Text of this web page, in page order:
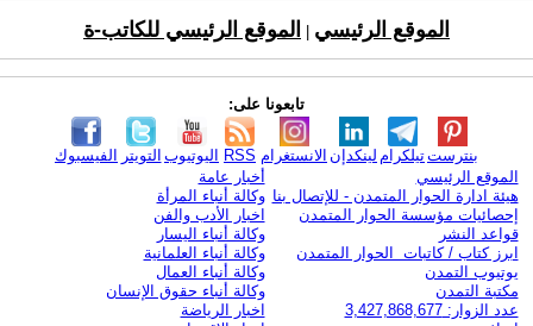
الموقع الرئيسي الموقع الرئيسي للكاتب-ة
تابعونا على:
الفيسبوك التويتر اليوتيوب RSS الانستغرام لينكدإن تيلكرامبنترست
الموقع الرئيسي
هيئة ادارة الحوار المتمدن - للإتصال بنا
إحصائيات مؤسسة الحوار المتمدن
قواعد النشر
ابرز كتاب / كاتبات الحوار المتمدن
يوتيوب التمدن
مكتبة التمدن
عدد الزوار: 3,427,868,677
أخبار عامة
وكالة أنباء المرأة
اخبار الأدب والفن
وكالة أنباء اليسار
وكالة أنباء العلمانية
وكالة أنباء العمال
وكالة أنباء حقوق الإنسان
اخبار الرياضة